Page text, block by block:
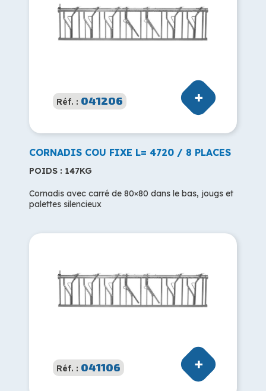
Réf. : 041206
CORNADIS COU FIXE L= 4720 / 8 PLACES
POIDS : 147KG
Cornadis avec carré de 80×80 dans le bas, jougs et
palettes silencieux
Réf. : 041106